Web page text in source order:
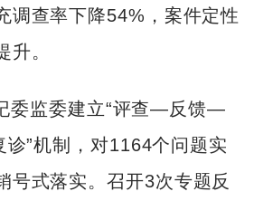
调查率下降54%，案件定性
升。
委监委建立“评查—反馈—
”机制，对1164个问题实
号式落实。召开3次专题反